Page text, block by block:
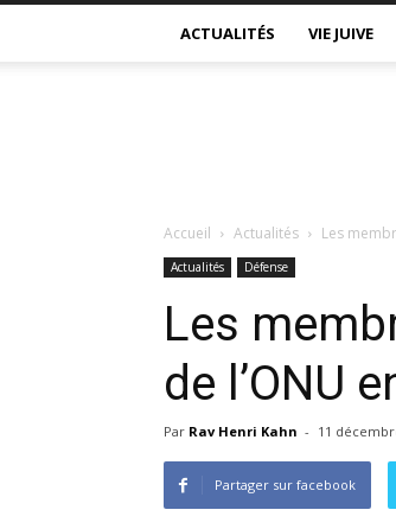
ACTUALITÉS VIE JUIVE
Accueil Actualités Les
Actualités Défense
Les
de l’ONU
Par Rav Henri Kahn - 11
Partager sur facebook